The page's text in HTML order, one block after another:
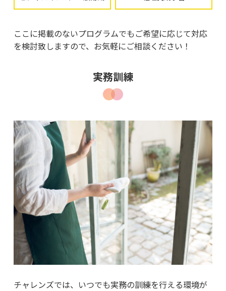
ここに掲載のないプログラムでもご希望に応じて対応
を検討致しますので、お気軽にご相談ください！
実務訓練
チャレンズでは、いつでも実務の訓練を行える環境が